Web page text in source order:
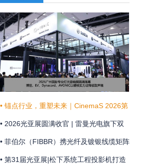
• 锚点行业，重塑未来｜CinemaS 2026第
十三届上海国际电影论坛暨展览会共振启
幕
• 2026光亚展圆满收官 | 雷曼光电旗下双
企联袂演绎“光+未来”
• 菲伯尔（FIBBR）携光纤及镀银线缆矩阵
亮相 HAVE 2026 西安国际高级视听展
• 第31届光亚展|松下系统工程投影机打造